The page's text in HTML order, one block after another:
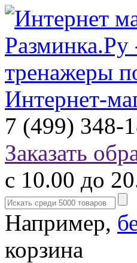
Интернет-
7 (499) 348-
Заказать
с 10.00 до
Например,
корзина